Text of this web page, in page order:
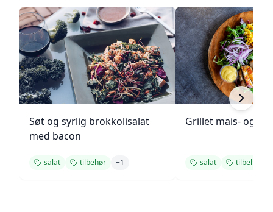
Søt og syrlig brokkolisalat
med bacon
salat tilbehør +1
Grillet mais- og
salat tilbehør